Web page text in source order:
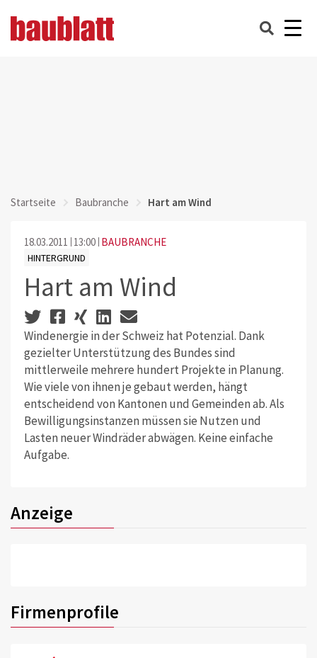
Startseite Baubranche Hart am Wind
18.03.2011 13:00 BAUBRANCHE
HINTERGRUND
Hart am Wind
Windenergie in der Schweiz hat Potenzial. Dank
gezielter Unterstützung des Bundes sind
mittlerweile mehrere hundert Projekte in Planung.
Wie viele von ihnen je gebaut werden, hängt
entscheidend von Kantonen und Gemeinden ab. Als
Bewilligungsinstanzen müssen sie Nutzen und
Lasten neuer Windräder abwägen. Keine einfache
Aufgabe.
Anzeige
Firmenprofile